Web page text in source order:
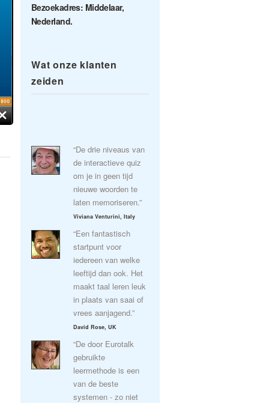
Bezoekadres: Middelaar,
Nederland.
Wat onze klanten
zeiden
“De drie niveaus van
de interactieve quiz
om je in geen tijd
nieuwe woorden te
laten memoriseren.”
Viviana Venturini, Italy
“Een fantastisch
startpunt voor
iedereen van welke
leeftijd dan ook. Het
maakt taal leren leuk
in plaats van saai of
vrees aanjagend.”
David Rose, UK
“De door Eurotalk
gebruikte
leermethode is een
van de beste
systemen - zo niet